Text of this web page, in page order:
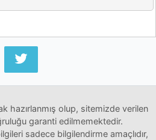
hazırlanmış olup, sitemizde verilen
garanti edilmemektedir.
sadece bilgilendirme amaçlıdır,